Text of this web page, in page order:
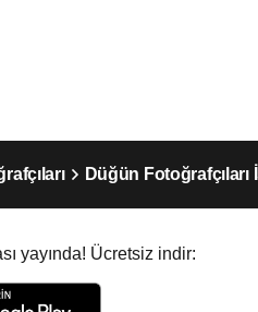
Düğün Fotoğrafçıları
yayında! Ücretsiz indir: